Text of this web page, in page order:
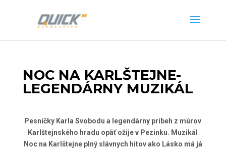
NOC NA KARLŠTEJNE-
LEGENDÁRNY MUZIKÁL
Pesničky Karla Svobodu a legendárny príbeh z múrov
Karlštejnského hradu opäť ožije v Pezinku. Muzikál
Noc na Karlštejne plný slávnych hitov ako Lásko má já